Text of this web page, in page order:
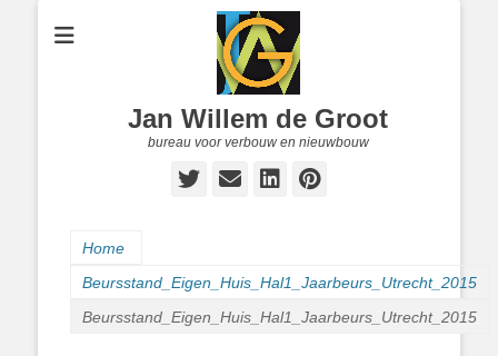
Jan Willem de Groot
bureau voor verbouw en nieuwbouw
Twitter
E-
LinkedIn
Pinterest
Home
Beursstand_Eigen_Huis_Hal1_Jaarbeurs_Utrecht_2015
Beursstand_Eigen_Huis_Hal1_Jaarbeurs_Utrecht_2015